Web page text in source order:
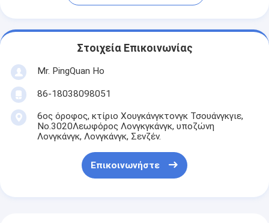
Στοιχεία Επικοινωνίας
Mr. PingQuan Ho
86-18038098051
6ος όροφος, κτίριο Χουγκάνγκτονγκ Τσουάνγκγιε,
Νο.3020Λεωφόρος Λονγκγκάνγκ, υποζώνη
Λονγκάνγκ, Λονγκάνγκ, Σενζέν.
Επικοινωνήστε